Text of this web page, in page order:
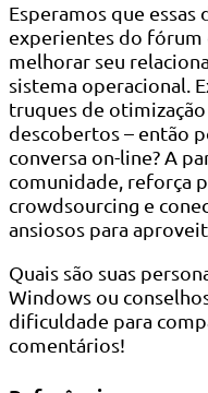
Esperamos que essas
experientes do fórum
melhorar seu
sistema operacional.
truques de
descobertos – então
conversa on-line? A
comunidade, reforça
crowdsourcing e
ansiosos para
Quais são suas
Windows ou
dificuldade para
comentários!